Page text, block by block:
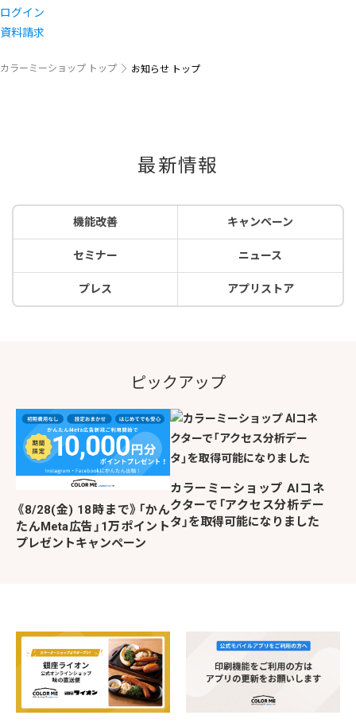
ログイン
資料請求
カラーミーショップ トップ お知らせ トップ
最新情報
機能改善 キャンペーン
セミナー ニュース
プレス アプリストア
ピックアップ
《8/28(金) 18時まで》「かん
たんMeta広告」1万ポイント
プレゼントキャンペーン
カラーミーショップ AIコネ
クターで「アクセス分析デー
タ」を取得可能になりました